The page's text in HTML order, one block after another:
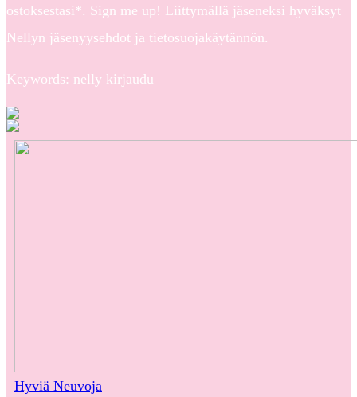
ostoksestasi*. Sign me up! Liittymällä jäseneksi hyväksyt
Nellyn jäsenyysehdot ja tietosuojakäytännön.
Keywords: nelly kirjaudu
Hyviä Neuvoja